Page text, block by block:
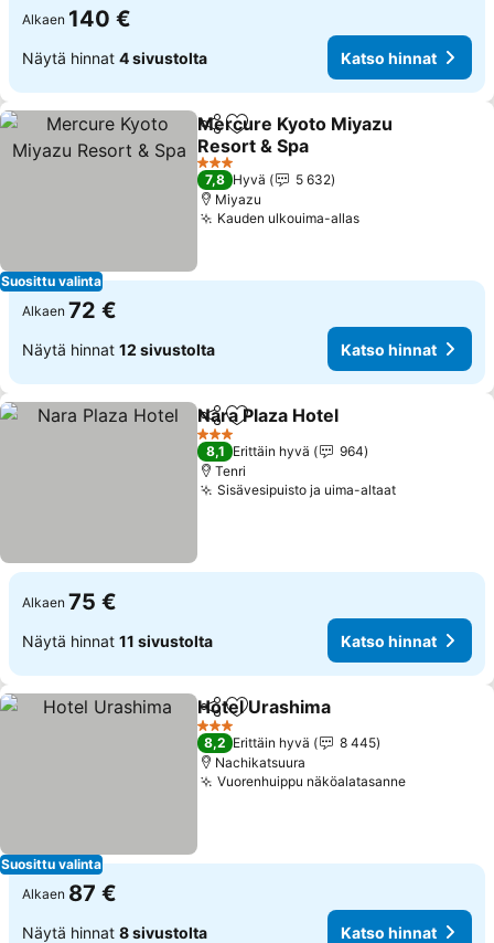
Alkaen 140 €
Näytä hinnat 4 sivustolta Katso hinnat
Suosittu valinta
Jaa Lisää suosikkeihin
Mercure Kyoto Miyazu
Resort & Spa
3 Tähtiluokitus
7,8 Hyvä
5 632
Miyazu
Kauden ulkouima-allas
Alkaen 72 €
Näytä hinnat 12 sivustolta Katso hinnat
Jaa Lisää suosikkeihin
Nara Plaza Hotel
3 Tähtiluokitus
8,1 Erittäin hyvä
964
Tenri
Sisävesipuisto ja uima-altaat
Alkaen 75 €
Näytä hinnat 11 sivustolta Katso hinnat
Suosittu valinta
Jaa Lisää suosikkeihin
Hotel Urashima
3 Tähtiluokitus
8,2 Erittäin hyvä
8 445
Nachikatsuura
Vuorenhuippu näköalatasanne
Alkaen 87 €
Näytä hinnat 8 sivustolta Katso hinnat